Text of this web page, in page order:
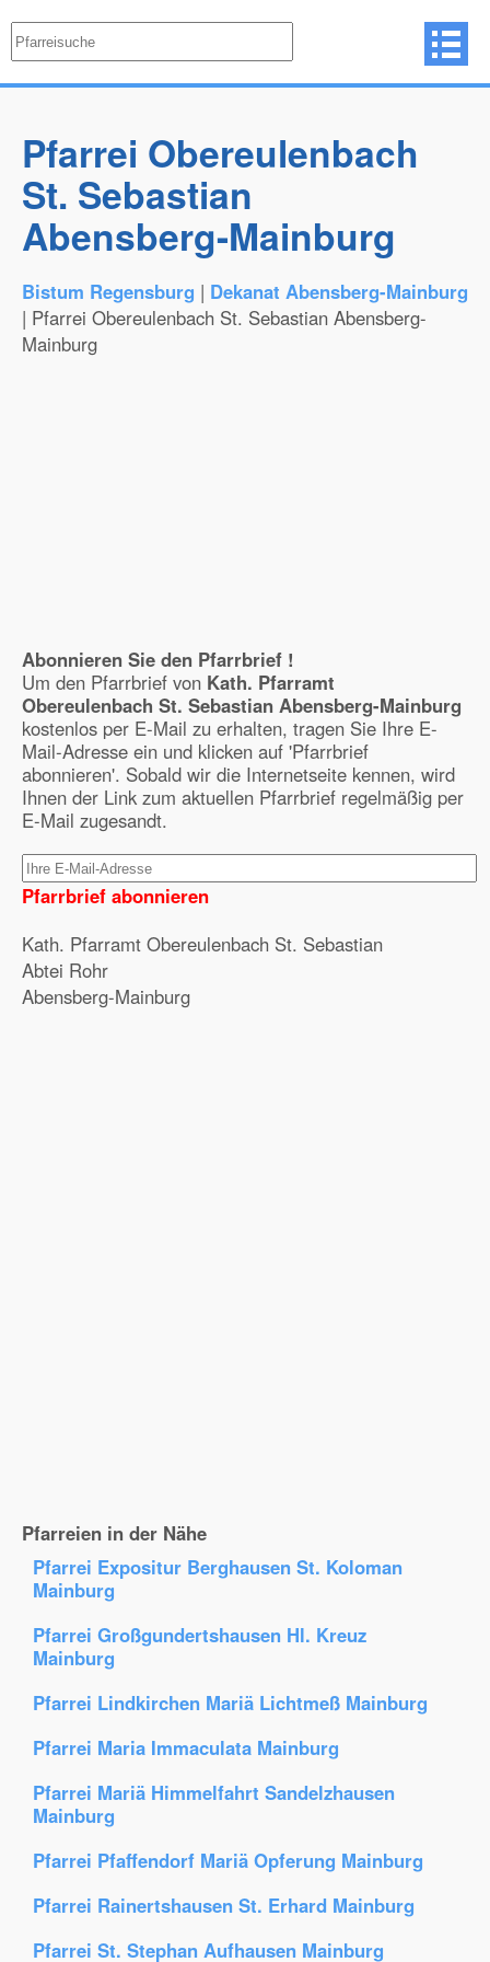
Pfarrei Obereulenbach
St. Sebastian
Abensberg-Mainburg
Bistum Regensburg | Dekanat Abensberg-Mainburg
| Pfarrei Obereulenbach St. Sebastian Abensberg-
Mainburg
Abonnieren Sie den Pfarrbrief !
Um den Pfarrbrief von Kath. Pfarramt
Obereulenbach St. Sebastian Abensberg-Mainburg
kostenlos per E-Mail zu erhalten, tragen Sie Ihre E-
Mail-Adresse ein und klicken auf 'Pfarrbrief
abonnieren'. Sobald wir die Internetseite kennen, wird
Ihnen der Link zum aktuellen Pfarrbrief regelmäßig per
E-Mail zugesandt.
Pfarrbrief abonnieren
Kath. Pfarramt Obereulenbach St. Sebastian
Abtei Rohr
Abensberg-Mainburg
Pfarreien in der Nähe
Pfarrei Expositur Berghausen St. Koloman
Mainburg
Pfarrei Großgundertshausen Hl. Kreuz
Mainburg
Pfarrei Lindkirchen Mariä Lichtmeß Mainburg
Pfarrei Maria Immaculata Mainburg
Pfarrei Mariä Himmelfahrt Sandelzhausen
Mainburg
Pfarrei Pfaffendorf Mariä Opferung Mainburg
Pfarrei Rainertshausen St. Erhard Mainburg
Pfarrei St. Stephan Aufhausen Mainburg